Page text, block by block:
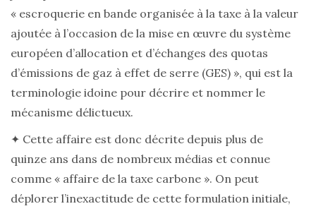
« escroquerie en bande organisée à la taxe à la valeur
ajoutée à l’occasion de la mise en œuvre du système
européen d’allocation et d’échanges des quotas
d’émissions de gaz à effet de serre (GES) », qui est la
terminologie idoine pour décrire et nommer le
mécanisme délictueux.
✦ Cette affaire est donc décrite depuis plus de
quinze ans dans de nombreux médias et connue
comme « affaire de la taxe carbone ». On peut
déplorer l’inexactitude de cette formulation initiale,